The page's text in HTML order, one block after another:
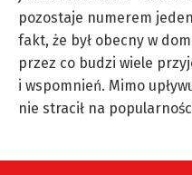
pozostaje numerem
fakt, że był obecny w
przez co budzi wiele
i wspomnień. Mimo
nie stracił na